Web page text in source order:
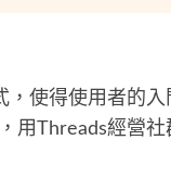
，使得使用者的入
用Threads經營社